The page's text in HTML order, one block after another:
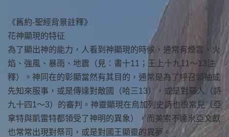
《舊約-聖經背景註釋》
花神顯現的特征
為了顯出神的能力，人看到神顯現的時候，通常有煙雲、火
焰、強風、暴雨、地震（見：書十11；王上十九11～13注
釋）。神同在的彰顯當然有其目的，通常是為了呼召領袖或
先知來服事，或是傳達對敵國（哈三13），或是對惡人（詩
九十四1～3）的審判。神靈顯現在烏加列史詩也很常見（亞
拿特與凱雷特都領受了神明的異象），而美索不達米亞文獻
也常常出現對祭司，或是對國王顯靈的異夢。